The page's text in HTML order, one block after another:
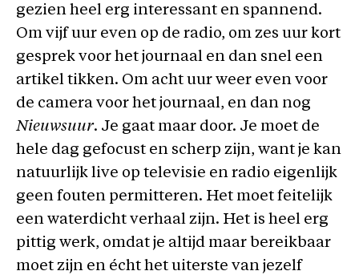
gezien heel erg interessant en spannend.
Om vijf uur even op de radio, om zes uur kort
gesprek voor het journaal en dan snel een
artikel tikken. Om acht uur weer even voor
de camera voor het journaal, en dan nog
Nieuwsuur. Je gaat maar door. Je moet de
hele dag gefocust en scherp zijn, want je kan
natuurlijk live op televisie en radio eigenlijk
geen fouten permitteren. Het moet feitelijk
een waterdicht verhaal zijn. Het is heel erg
pittig werk, omdat je altijd maar bereikbaar
moet zijn en écht het uiterste van jezelf